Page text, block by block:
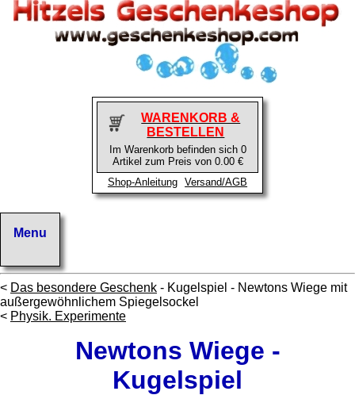
WARENKORB &
BESTELLEN
Im Warenkorb befinden sich 0
Artikel zum Preis von 0.00 €
Shop-Anleitung
Versand/AGB
< Das besondere Geschenk - Kugelspiel - Newtons Wiege mit
außergewöhnlichem Spiegelsockel
< Physik. Experimente
Newtons Wiege -
Kugelspiel